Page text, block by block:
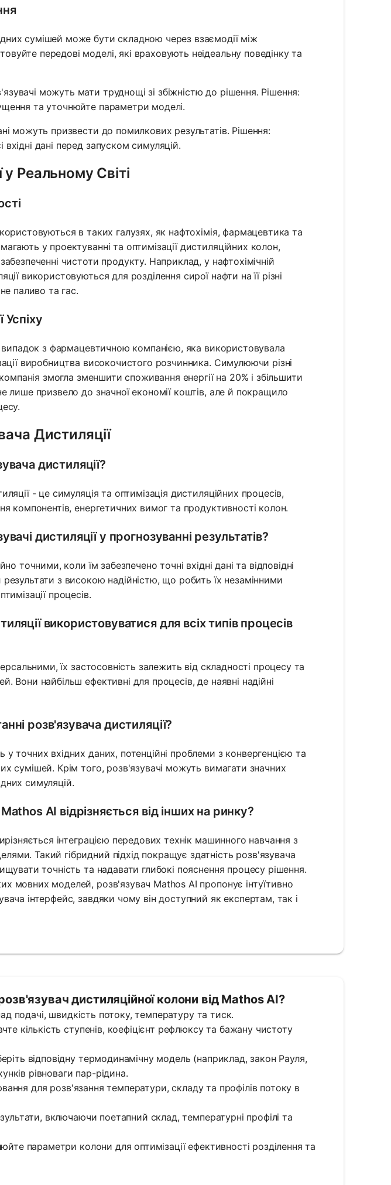
сумішей може бути складною через взаємодії між
передові моделі, які враховують неідеальну поведінку та
можуть мати труднощі зі збіжністю до рішення. Рішення:
та уточнюйте параметри моделі.
можуть призвести до помилкових результатів. Рішення:
вхідні дані перед запуском симуляцій.
Реальному Світі
в таких галузях, як нафтохімія, фармацевтика та
у проектуванні та оптимізації дистиляційних колон,
чистоти продукту. Наприклад, у нафтохімічній
використовуються для розділення сирої нафти на її різні
паливо та гас.
Успіху
випадок з фармацевтичною компанією, яка використовувала
виробництва високочистого розчинника. Симулюючи різні
змогла зменшити споживання енергії на 20% і збільшити
лише призвело до значної економії коштів, але й покращило
Дистиляції
дистиляції?
- це симуляція та оптимізація дистиляційних процесів,
компонентів, енергетичних вимог та продуктивності колон.
дистиляції у прогнозуванні результатів?
точними, коли їм забезпечено точні вхідні дані та відповідні
з високою надійністю, що робить їх незамінними
процесів.
використовуватися для всіх типів процесів
їх застосовність залежить від складності процесу та
Вони найбільш ефективні для процесів, де наявні надійні
розв'язувача дистиляції?
точних вхідних даних, потенційні проблеми з конвергенцією та
сумішей. Крім того, розв'язувачі можуть вимагати значних
симуляцій.
AI відрізняється від інших на ринку?
інтеграцією передових технік машинного навчання з
Такий гібридний підхід покращує здатність розв'язувача
точність та надавати глибокі пояснення процесу рішення.
мовних моделей, розв'язувач Mathos AI пропонує інтуїтивно
інтерфейс, завдяки чому він доступний як експертам, так і
дистиляційної колони від Mathos AI?
подачі, швидкість потоку, температуру та тиск.
кількість ступенів, коефіцієнт рефлюксу та бажану чистоту
відповідну термодинамічну модель (наприклад, закон Рауля,
рівноваги пар-рідина.
для розв'язання температури, складу та профілів потоку в
включаючи поетапний склад, температурні профілі та
параметри колони для оптимізації ефективності розділення та